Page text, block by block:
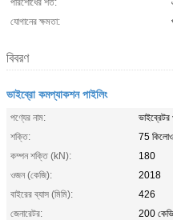
পরিশোধের শর্ত:
যোগানের ক্ষমতা:
বিবরণ
ভাইব্রো কমপ্যাকশন পাইলিং
পণ্যের নাম:
ভাইব্রেটর
শক্তি:
75
কম্পন শক্তি (kN):
180
ওজন (কেজি):
2018
বাইরের ব্যাস (মিমি):
426
জেনারেটর:
200